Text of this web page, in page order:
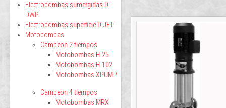
Electrobombas sumergidas D-
DWP
Electrobombas superficie D-JET
Motobombas
Campeon 2 tiempos
Motobombas H-25
Motobombas H-102
Motobombas XPUMP
Campeon 4 tiempos
Motobombas MRX